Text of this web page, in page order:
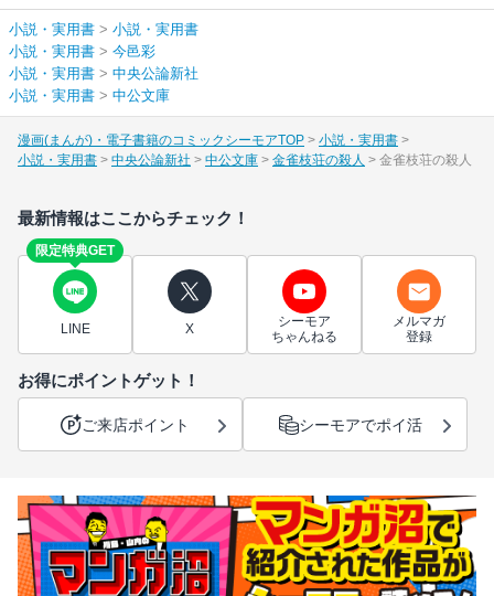
小説・実用書 > 小説・実用書
小説・実用書 > 今邑彩
小説・実用書 > 中央公論新社
小説・実用書 > 中公文庫
漫画(まんが)・電子書籍のコミックシーモアTOP
小説・実用書
小説・実用書
中央公論新社 中公文庫 金雀枝荘の殺人 金雀枝荘の殺人
最新情報はここからチェック！
限定特典GET
LINE X
シーモア
ちゃんねる
メルマガ
登録
お得にポイントゲット！
ご来店ポイント シーモアでポイ活